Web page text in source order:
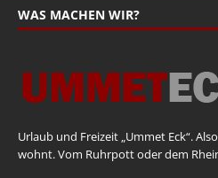
WAS MACHEN WIR?
Urlaub und Freizeit „Ummet Eck“.
wohnt. Vom Ruhrpott oder dem